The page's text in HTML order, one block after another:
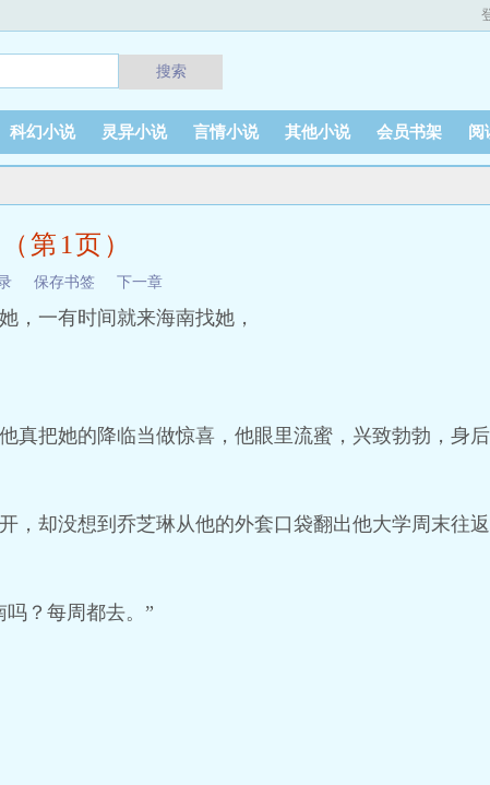
搜索
科幻小说 灵异小说 言情小说 其他小说 会员书架 阅
第1页）
保存书签 下一章
，一有时间就来海南找她，
真把她的降临当做惊喜，他眼里流蜜，兴致勃勃，身
，却没想到乔芝琳从他的外套口袋翻出他大学周末往
？每周都去。”